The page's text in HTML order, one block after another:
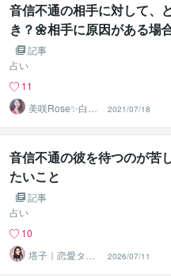
音信不通の相手に対して、
き？🌼相手に原因がある場
記事
占い
11
美咲Rose✨白魔
術成就協会✨
2021/07/18
音信不通の彼を待つのが苦
たいこと
記事
占い
10
塔子｜恋愛タロ
ット鑑定
2026/07/11